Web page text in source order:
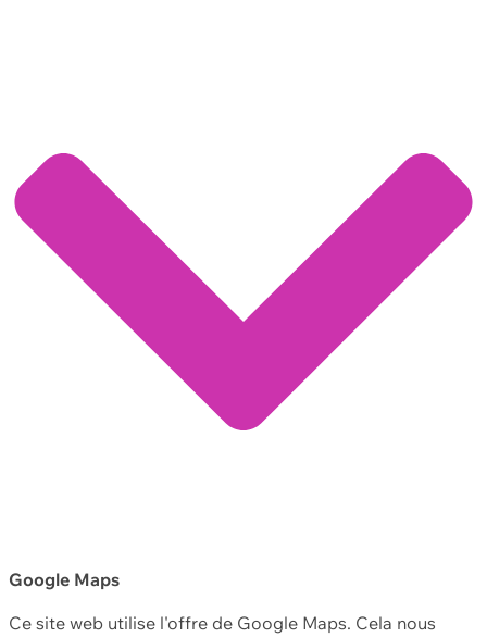
Google Maps
Ce site web utilise l'offre de Google Maps. Cela nous